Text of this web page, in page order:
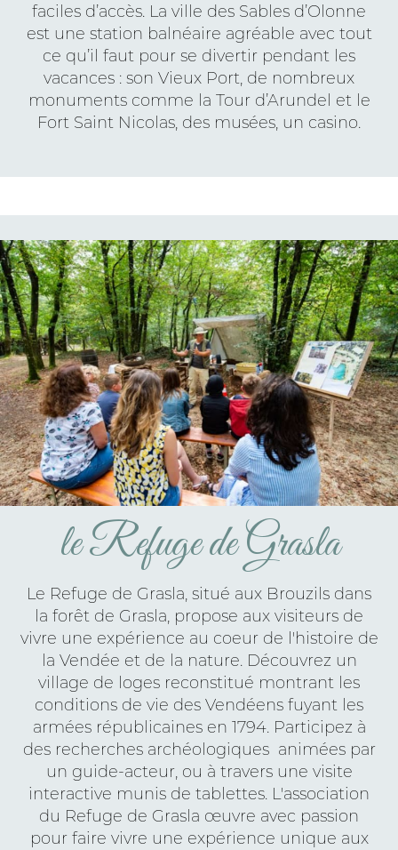
faciles d’accès. La ville des Sables d’Olonne
est une station balnéaire agréable avec tout
ce qu’il faut pour se divertir pendant les
vacances : son Vieux Port, de nombreux
monuments comme la Tour d’Arundel et le
Fort Saint Nicolas, des musées, un casino.
le Refuge de Grasla
Le Refuge de Grasla, situé aux Brouzils dans
la forêt de Grasla, propose aux visiteurs de
vivre une expérience au coeur de l'histoire de
la Vendée et de la nature. Découvrez un
village de loges reconstitué montrant les
conditions de vie des Vendéens fuyant les
armées républicaines en 1794. Participez à
des recherches archéologiques animées par
un guide-acteur, ou à travers une visite
interactive munis de tablettes. L'association
du Refuge de Grasla œuvre avec passion
pour faire vivre une expérience unique aux